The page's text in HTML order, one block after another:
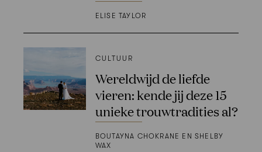
ELISE TAYLOR
CULTUUR
Wereldwijd de liefde
vieren: kende jij deze 15
unieke trouwtradities al?
BOUTAYNA CHOKRANE EN SHELBY
WAX